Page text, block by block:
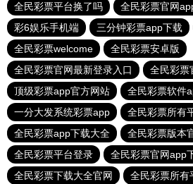
全民彩票平台换了吗
全民彩票官网
彩6娱乐手机端
三分钟彩票app下载
全民彩票welcome
全民彩票安卓版
全民彩票官网最新登录入口
全民彩票
顶级彩票app官方网站
全民彩票软件
一分大发系统彩票app
全民彩票所有
全民彩票app下载大全
全民彩票版本
全民彩票平台登录
全民彩票官网app
全民彩票下载大全官网
全民彩票所有